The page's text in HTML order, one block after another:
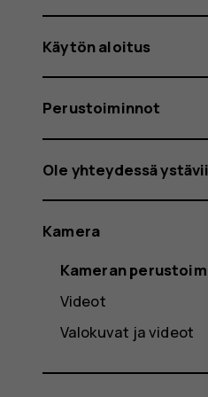
Käytön aloitus
Perustoiminnot
Ole yhteydessä
Kamera
Kameran
Videot
Valokuvat ja videot